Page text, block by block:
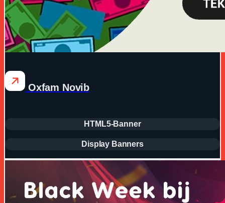
Oxfam Novib
HTML5-Banner
Display Banners